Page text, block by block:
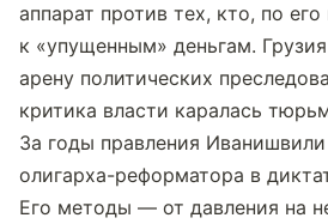
аппарат против тех, кто, по
к «упущенным» деньгам.
арену политических
критика власти каралась
За годы правления
олигарха-реформатора в
Его методы — от давления на